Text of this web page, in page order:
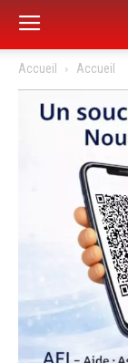
Accueil Accueil